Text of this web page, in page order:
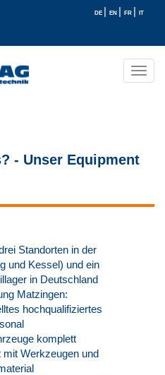
DE | EN | FR | IT
- Unser Equipment
Standorten in der
und Kessel) und ein
in Deutschland​
Matzingen:​
hochqualifiziertes
komplett
mit Werkzeugen und